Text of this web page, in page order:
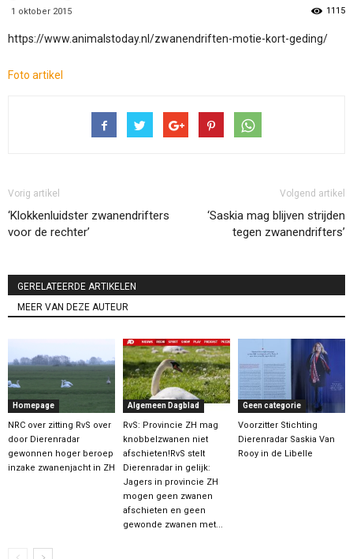
1 oktober 2015 1115
https://www.animalstoday.nl/zwanendriften-motie-kort-geding/
Foto artikel
Vorig artikel
‘Klokkenluidster zwanendrifters
voor de rechter’
Volgend artikel
‘Saskia mag blijven strijden
tegen zwanendrifters’
GERELATEERDE ARTIKELEN
MEER VAN DEZE AUTEUR
Homepage
NRC over zitting RvS over
door Dierenradar
gewonnen hoger beroep
inzake zwanenjacht in ZH
Algemeen Dagblad
RvS: Provincie ZH mag
knobbelzwanen niet
afschieten!RvS stelt
Dierenradar in gelijk:
Jagers in provincie ZH
mogen geen zwanen
afschieten en geen
gewonde zwanen met...
Geen categorie
Voorzitter Stichting
Dierenradar Saskia Van
Rooy in de Libelle